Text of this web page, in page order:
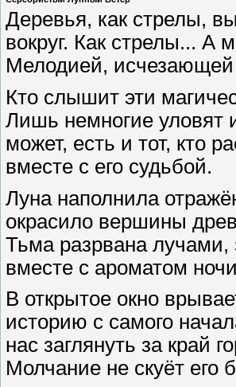
Деревья, как стрелы,
вокруг. Как стрелы...
Мелодией, исчезающей
Кто слышит эти
Лишь немногие уловят
может, есть и тот, кто
вместе с его судьбой.
Луна наполнила
окрасило вершины
Тьма разрвана лучами,
вместе с ароматом
В открытое окно
историю с самого
нас заглянуть за край
Молчание не скуёт его